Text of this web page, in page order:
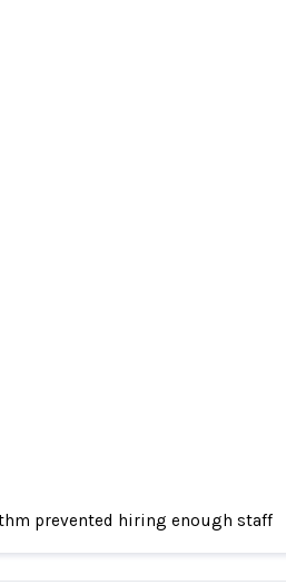
prevented hiring enough staff
prevented hiring